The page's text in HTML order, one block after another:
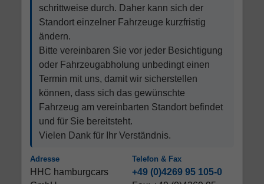
schrittweise durch. Daher kann sich der
Standort einzelner Fahrzeuge kurzfristig
ändern.
Bitte vereinbaren Sie vor jeder Besichtigung
oder Fahrzeugabholung unbedingt einen
Termin mit uns, damit wir sicherstellen
können, dass sich das gewünschte
Fahrzeug am vereinbarten Standort befindet
und für Sie bereitsteht.
Vielen Dank für Ihr Verständnis.
Adresse
HHC hamburgcars
Telefon & Fax
+49 (0)4269 95 105-0